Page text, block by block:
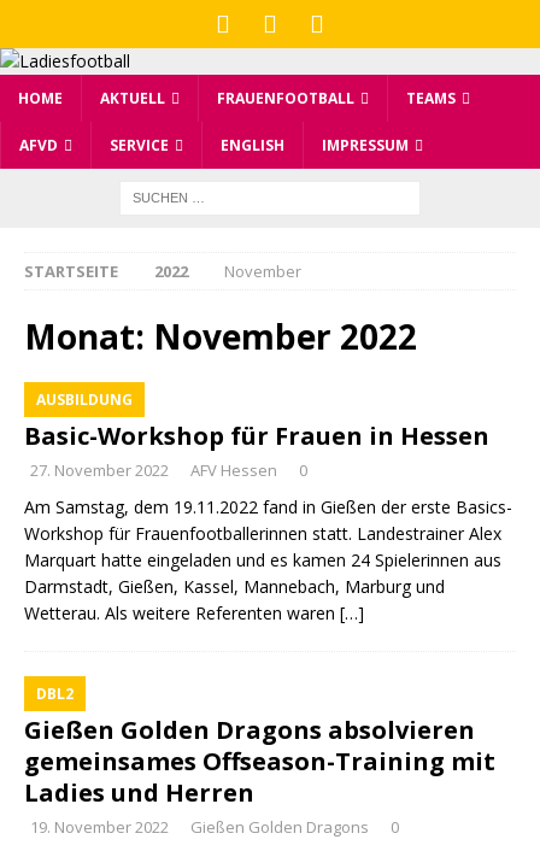
HOME AKTUELL FRAUENFOOTBALL TEAMS
AFVD SERVICE ENGLISH IMPRESSUM
STARTSEITE 2022 November
Monat: November 2022
AUSBILDUNG
Basic-Workshop für Frauen in Hessen
27. November 2022 AFV Hessen 0
Am Samstag, dem 19.11.2022 fand in Gießen der erste Basics-
Workshop für Frauenfootballerinnen statt. Landestrainer Alex
Marquart hatte eingeladen und es kamen 24 Spielerinnen aus
Darmstadt, Gießen, Kassel, Mannebach, Marburg und
Wetterau. Als weitere Referenten waren […]
DBL2
Gießen Golden Dragons absolvieren
gemeinsames Offseason-Training mit
Ladies und Herren
19. November 2022 Gießen Golden Dragons 0